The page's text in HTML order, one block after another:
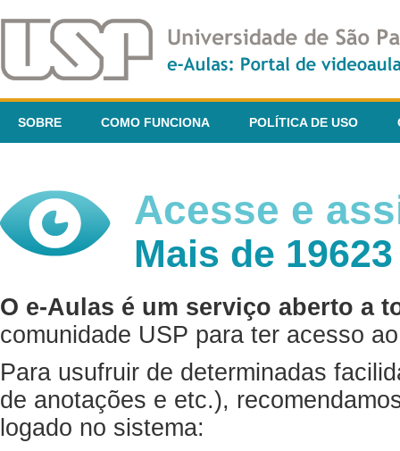
SOBRE COMO FUNCIONA POLÍTICA DE USO
Acesse e
Mais de
O e-Aulas é um serviço aberto a
comunidade USP para ter acesso
Para usufruir de determinadas
de anotações e etc.),
logado no sistema: